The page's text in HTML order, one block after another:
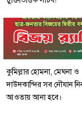
কুমিল্লার হোমনা, মেঘনা ও
দাউদকান্দির সব নৌযান
আওতায় আনা হবে।